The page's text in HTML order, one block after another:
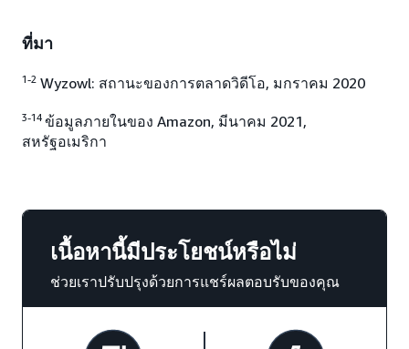
ที่มา
1-2 Wyzowl: สถานะของการตลาดวิดีโอ, มกราคม 2020
3-14 ข้อมูลภายในของ Amazon, มีนาคม 2021,
สหรัฐอเมริกา
เนื้อหานี้มีประโยชน์หรือไม่
ช่วยเราปรับปรุงด้วยการแชร์ผลตอบรับของคุณ